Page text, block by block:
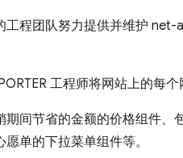
工程团队努力提供并维护
工程师将网站上的每
间节省的金额的价格组件
单的下拉菜单组件等。